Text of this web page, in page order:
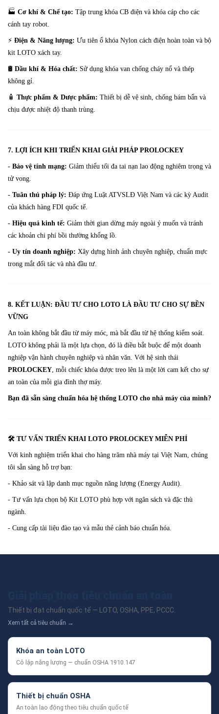
🏭 Cơ khí & Chế tạo: Tập trung khóa CB điện và khóa cáp cho các
cánh tay robot.
⚡ Điện & Năng lượng: Ưu tiên ổ khóa Nylon cách điện hoàn toàn và bộ
kit LOTO xách tay.
🛢️ Dầu khí & Hóa chất: Sử dụng khóa van chống cháy nổ và thép
không gỉ.
🧴 Thực phẩm & Dược phẩm: Thiết bị dễ vệ sinh, chống bám bẩn và
chịu được nhiệt độ thanh trùng.
7. LỢI ÍCH KHI TRIỂN KHAI GIẢI PHÁP PROLOCKEY
- Bảo vệ tính mạng: Giảm thiểu tối đa tai nạn lao động nghiêm trọng và
tử vong.
- Tuân thủ pháp lý: Đáp ứng Luật ATVSLĐ Việt Nam và các kỳ Audit
của khách hàng FDI quốc tế.
- Hiệu quả kinh tế: Giảm thời gian dừng máy ngoài ý muốn và tránh
các khoản chi phí bồi thường khổng lồ.
- Uy tín doanh nghiệp: Xây dựng hình ảnh chuyên nghiệp, chuẩn mực
trong mắt đối tác và nhà đầu tư.
8. KẾT LUẬN: ĐẦU TƯ CHO LOTO LÀ ĐẦU TƯ CHO SỰ BỀN
VỮNG
An toàn không bắt đầu từ máy móc, mà bắt đầu từ hệ thống kiểm soát.
LOTO không phải là một lựa chọn, đó là điều bắt buộc để một doanh
nghiệp vận hành chuyên nghiệp và nhân văn. Với hệ sinh thái
PROLOCKEY, mỗi chiếc khóa được treo lên là một lời cam kết cho sự
an toàn của mỗi gia đình thợ máy.
Bạn đã sẵn sàng chuẩn hóa hệ thống LOTO cho nhà máy của mình?
🛠️ TƯ VẤN TRIỂN KHAI LOTO PROLOCKEY MIỄN PHÍ
Với kinh nghiệm triển khai cho hàng trăm nhà máy tại Việt Nam, chúng
tôi sẵn sàng hỗ trợ bạn:
- Khảo sát và lập danh mục nguồn năng lượng (Energy Audit).
- Tư vấn lựa chọn bộ Kit LOTO phù hợp với ngân sách và đặc thù
ngành.
- Cung cấp tài liệu đào tạo và mẫu thẻ cảnh báo chuẩn hóa.
Thiết bị đạt chuẩn quốc tế — LOTO, OSHA, PPE, PCCC.
Xem tất cả tiêu chuẩn →
Khóa an toàn LOTO
Cô lập năng lượng — chuẩn OSHA 1910.147
Thiết bị chuẩn OSHA
An toàn lao động theo tiêu chuẩn quốc tế